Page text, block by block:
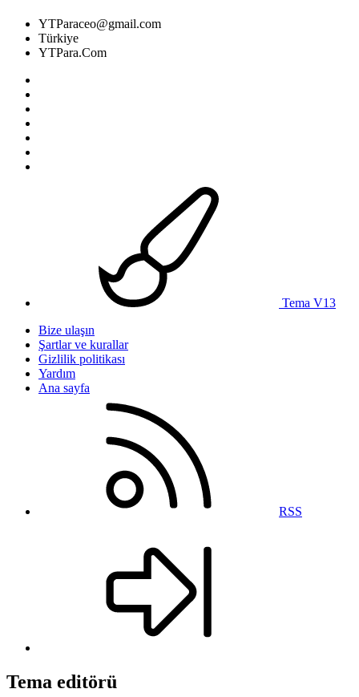
YTParaceo@gmail.com
Türkiye
YTPara.Com
Tema V13
Bize ulaşın
Şartlar ve kurallar
Gizlilik politikası
Yardım
Ana sayfa
RSS
Tema editörü